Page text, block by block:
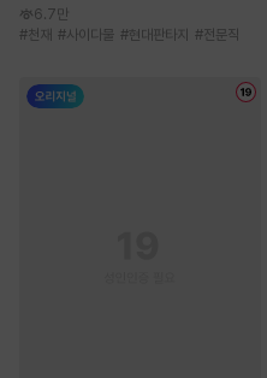
6.7만
#천재 #사이다물 #현대판타지 #전문직